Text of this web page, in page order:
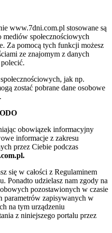
www.7dni.com.pl stosowane są
społecznościowych
Za pomocą tych funkcji możesz
ze znajomym z danych
jak np.
zostać pobrane dane osobowe
obowiązek informacyjny
informacje z zakresu
przez Ciebie podczas
się w całości z Regulaminem
Ponadto udzielasz nam zgody na
pozostawionych w czasie
parametrów zapisywanych w
na tym urządzeniu
z niniejszego portalu przez